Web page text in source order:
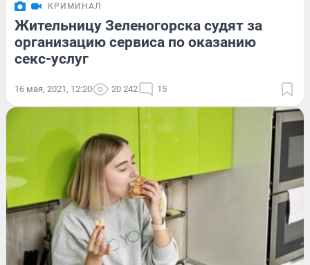
КРИМИНАЛ
Жительницу Зеленогорска судят за
организацию сервиса по оказанию
секс-услуг
16 мая, 2021, 12:20 20 242 15